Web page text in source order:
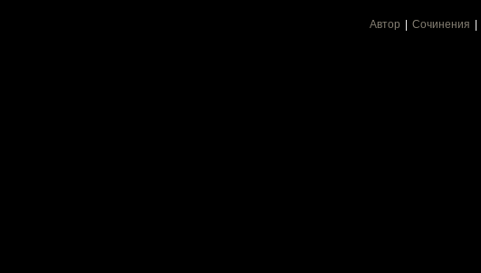
Автор Сочинения